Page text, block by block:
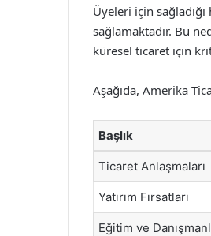
Üyeleri için
sağlamaktadır. Bu
küresel ticaret için
Aşağıda, Amerika
Başlık
Ticaret Anlaşmaları
Yatırım Fırsatları
Eğitim ve